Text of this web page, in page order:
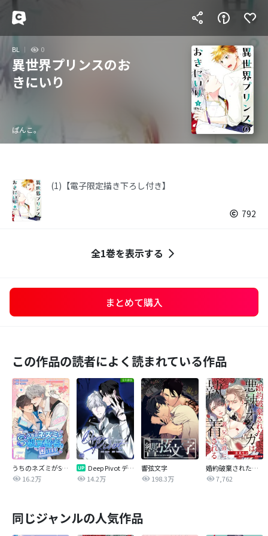
BL 0
異世界プリンスのお
きにいり
ぱんこ。
(1)【電子限定描き下ろし付き】
792
全1巻を表示する
まとめて購入
この作品の読者によく読まれている作品
うちのネズミがS級覚醒者で困ってます
16.2万
Deep Pivot ディープピボット【全年齢版】
14.2万
響弦文字
198.3万
婚約破棄された悪辣オメガは義兄公爵に執着される 【連載版】
7,762
同じジャンルの人気作品